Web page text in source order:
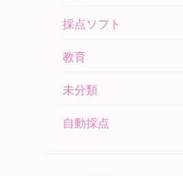
採点ソフト
教育
未分類
自動採点